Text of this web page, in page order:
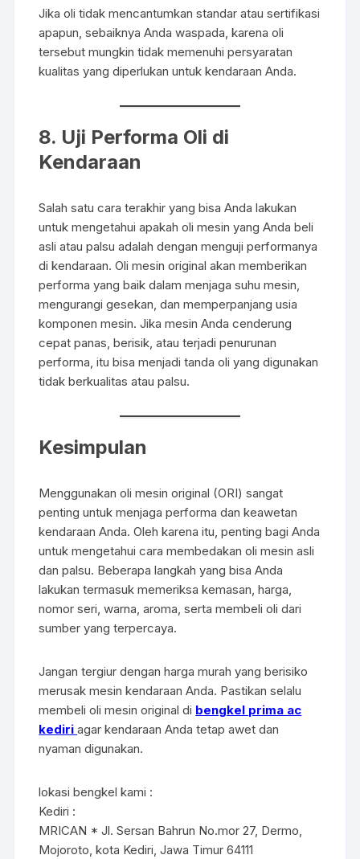
Jika oli tidak mencantumkan standar atau sertifikasi
apapun, sebaiknya Anda waspada, karena oli
tersebut mungkin tidak memenuhi persyaratan
kualitas yang diperlukan untuk kendaraan Anda.
8. Uji Performa Oli di
Kendaraan
Salah satu cara terakhir yang bisa Anda lakukan
untuk mengetahui apakah oli mesin yang Anda beli
asli atau palsu adalah dengan menguji performanya
di kendaraan. Oli mesin original akan memberikan
performa yang baik dalam menjaga suhu mesin,
mengurangi gesekan, dan memperpanjang usia
komponen mesin. Jika mesin Anda cenderung
cepat panas, berisik, atau terjadi penurunan
performa, itu bisa menjadi tanda oli yang digunakan
tidak berkualitas atau palsu.
Kesimpulan
Menggunakan oli mesin original (ORI) sangat
penting untuk menjaga performa dan keawetan
kendaraan Anda. Oleh karena itu, penting bagi Anda
untuk mengetahui cara membedakan oli mesin asli
dan palsu. Beberapa langkah yang bisa Anda
lakukan termasuk memeriksa kemasan, harga,
nomor seri, warna, aroma, serta membeli oli dari
sumber yang terpercaya.
Jangan tergiur dengan harga murah yang berisiko
merusak mesin kendaraan Anda. Pastikan selalu
membeli oli mesin original di bengkel prima ac
kediriagar kendaraan Anda tetap awet dan
nyaman digunakan.
lokasi bengkel kami :
Kediri :
MRICAN * Jl. Sersan Bahrun No.mor 27, Dermo,
Mojoroto, kota Kediri, Jawa Timur 64111